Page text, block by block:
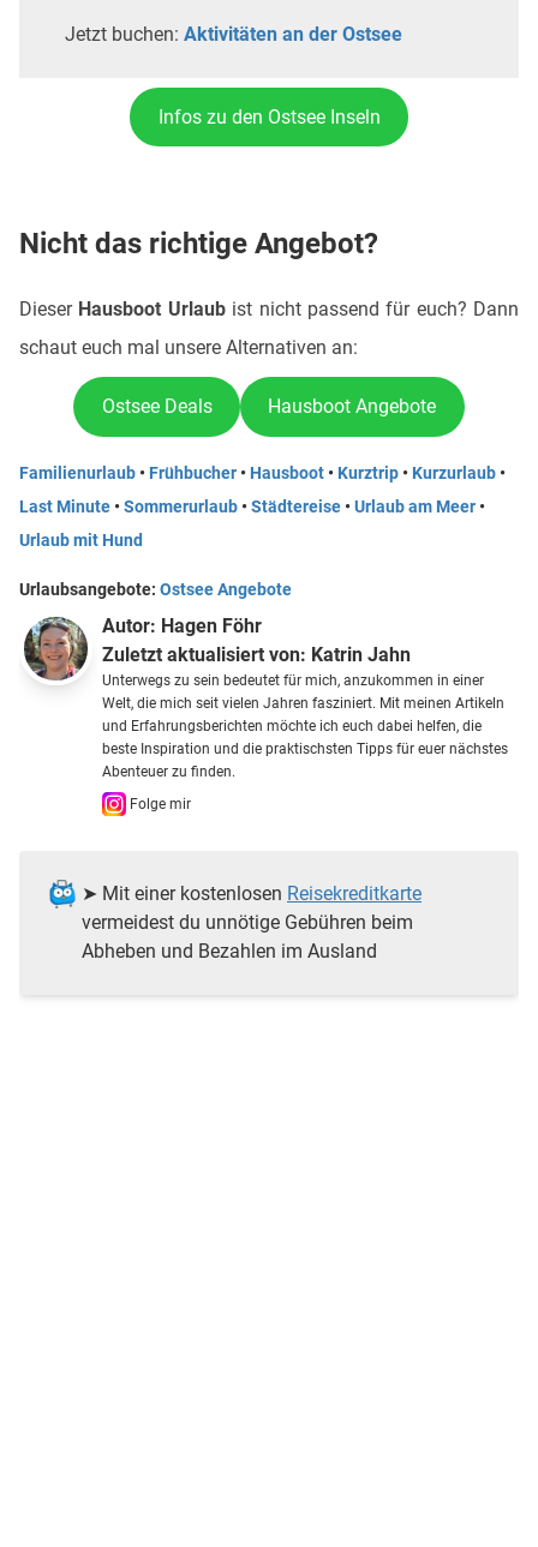
Jetzt buchen: Aktivitäten an der Ostsee
Infos zu den Ostsee Inseln
Nicht das richtige Angebot?
Dieser Hausboot Urlaubist nicht passend für euch? Dann
schaut euch mal unsere Alternativen an:
Ostsee Deals Hausboot Angebote
Familienurlaub • Frühbucher • Hausboot • Kurztrip • Kurzurlaub •
Last Minute •Sommerurlaub •Städtereise •Urlaub am Meer •
Urlaub mit Hund
Urlaubsangebote: Ostsee Angebote
Autor: Hagen Föhr
Zuletzt aktualisiert von: Katrin Jahn
Unterwegs zu sein bedeutet für mich, anzukommen in einer
Welt, die mich seit vielen Jahren fasziniert. Mit meinen Artikeln
und Erfahrungsberichten möchte ich euch dabei helfen, die
beste Inspiration und die praktischsten Tipps für euer nächstes
Abenteuer zu finden.
Folge mir
➤ Mit einer kostenlosen Reisekreditkarte
vermeidest du unnötige Gebühren beim
Abheben und Bezahlen im Ausland